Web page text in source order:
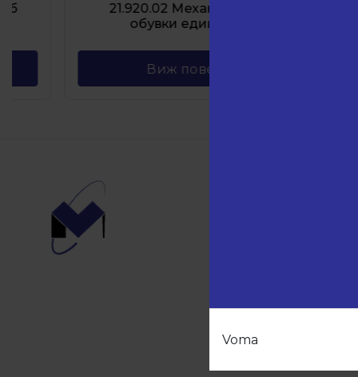
Voma
21.920.02 Механизъм за
обувки единичен
Виж повече